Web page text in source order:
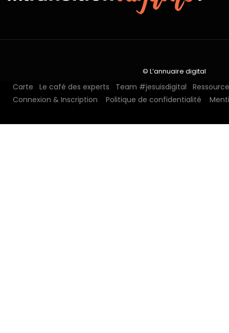
Carte Le café des experts Team #jesuisdigital
Connexion & Inscription
Politique de confidentialité
© L’annuaire digital